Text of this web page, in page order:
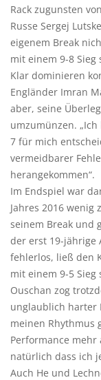
Rack zugunsten
Russe Sergej
eigenem Break
mit einem 9-8 Sieg
Klar dominieren
Engländer Imran
aber, seine
umzumünzen.
7 für mich
vermeidbarer
herangekommen“.
Im Endspiel war
Jahres 2016
seinem Break und
der erst 19-jährige
fehlerlos, ließ den
mit einem 9-5
Ouschan zog
unglaublich harter
meinen Rhythmus
Performance
natürlich dass ich
Auch He und